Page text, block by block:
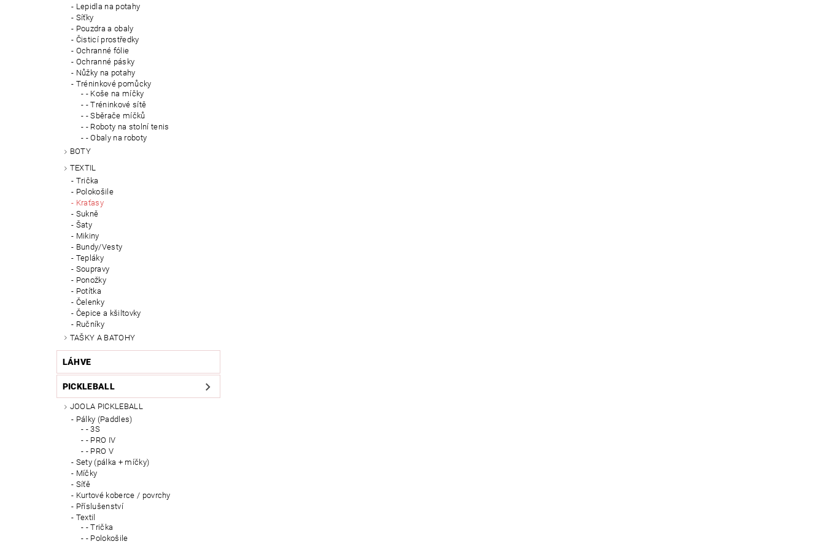
Lepidla na potahy
Síťky
Pouzdra a obaly
Čisticí prostředky
Ochranné fólie
Ochranné pásky
Nůžky na potahy
Tréninkové pomůcky
- Koše na míčky
- Tréninkové sítě
- Sběrače míčků
- Roboty na stolní tenis
- Obaly na roboty
BOTY
TEXTIL
Trička
Polokošile
Kraťasy
Sukně
Šaty
Mikiny
Bundy/Vesty
Tepláky
Soupravy
Ponožky
Potítka
Čelenky
Čepice a kšiltovky
Ručníky
TAŠKY A BATOHY
LÁHVE
PICKLEBALL
JOOLA PICKLEBALL
Pálky (Paddles)
- 3S
- PRO IV
- PRO V
Sety (pálka + míčky)
Míčky
Síťě
Kurtové koberce / povrchy
Příslušenství
Textil
- Trička
- Polokošile